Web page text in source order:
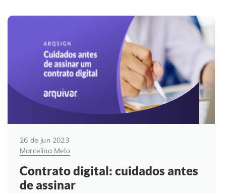
26 de jun 2023
Marcelina Melo
Contrato digital: cuidados antes
de assinar